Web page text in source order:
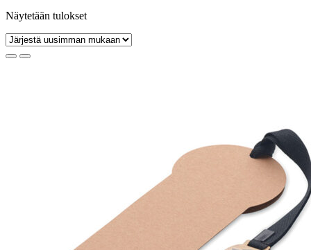
Näytetään tulokset